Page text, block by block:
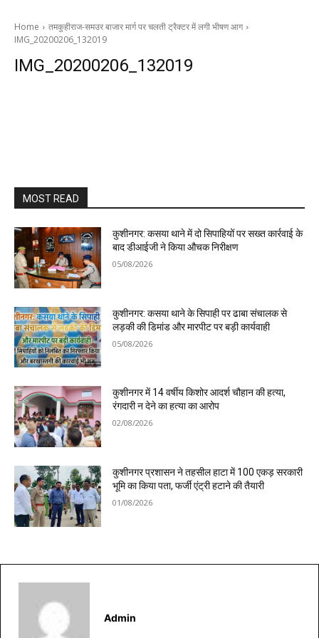
Home
तमकुहीराज-समउर बाजार मार्ग पर चलती ट्रैक्टर में लगी भीषण आग
IMG_20200206_132019
IMG_20200206_132019
MOST READ
कुशीनगर: कसया थाने में दो सिपाहियों पर सख्त कार्रवाई के
बाद डीआईजी ने किया औचक निरीक्षण
05/08/2026
कुशीनगर: कसया थाने के सिपाही पर ढाबा संचालक से
लड़की की डिमांड और मारपीट पर बड़ी कार्यवाही
05/08/2026
कुशीनगर में 14 वर्षीय किशोर आदर्श चौहान की हत्या,
रंगदारी न देने का हत्या का आरोप
02/08/2026
कुशीनगर प्रशासन ने तहसील हाटा में 100 एकड़ सरकारी
भूमि का किया पता, फर्जी एंट्री हटाने की तैयारी
01/08/2026
Admin